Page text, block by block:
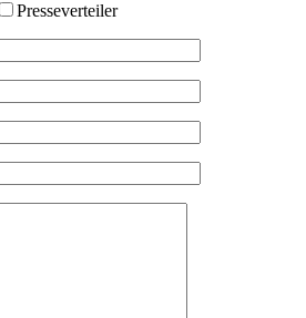
Presseverteiler